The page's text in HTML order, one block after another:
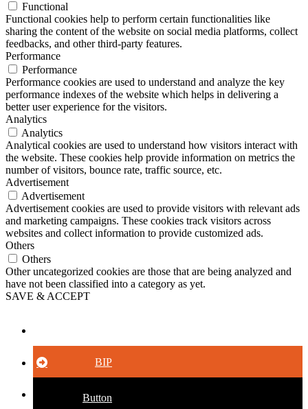
Functional
Functional cookies help to perform certain functionalities like
sharing the content of the website on social media platforms, collect
feedbacks, and other third-party features.
Performance
Performance
Performance cookies are used to understand and analyze the key
performance indexes of the website which helps in delivering a
better user experience for the visitors.
Analytics
Analytics
Analytical cookies are used to understand how visitors interact with
the website. These cookies help provide information on metrics the
number of visitors, bounce rate, traffic source, etc.
Advertisement
Advertisement
Advertisement cookies are used to provide visitors with relevant ads
and marketing campaigns. These cookies track visitors across
websites and collect information to provide customized ads.
Others
Others
Other uncategorized cookies are those that are being analyzed and
have not been classified into a category as yet.
SAVE & ACCEPT
BIP
Button